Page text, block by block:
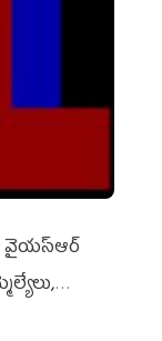
వైయ‌స్ఆర్